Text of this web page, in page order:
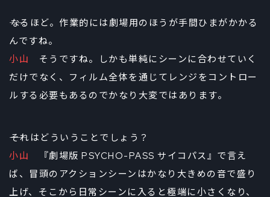
――なるほど。作業的には劇場用のほうが手間ひまがかかる
んですね。
小山 そうですね。しかも単純にシーンに合わせていく
だけでなく、フィルム全体を通じてレンジをコントロー
ルする必要もあるのでかなり大変ではあります。
――それはどういうことでしょう？
小山 『劇場版 PSYCHO-PASS サイコパス』で言え
ば、冒頭のアクションシーンはかなり大きめの音で盛り
上げ、そこから日常シーンに入ると極端に小さくなり、